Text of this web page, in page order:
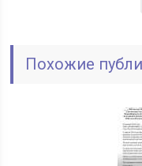
Похожие